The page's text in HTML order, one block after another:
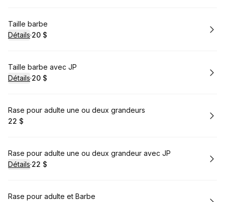
Réserver
Taille barbe
Détails·
.Prix
20 $
Réserver
Taille barbe avec JP
Détails·
.Prix
20 $
Réserver
Rase pour adulte une ou deux grandeurs
.Prix
22 $
Réserver
Rase pour adulte une ou deux grandeur avec JP
Détails·
.Prix
22 $
Réserver
Rase pour adulte et Barbe